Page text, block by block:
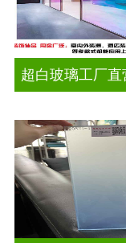
超白玻璃工厂直